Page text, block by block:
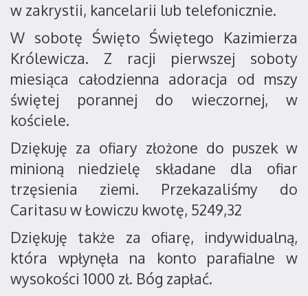
w zakrystii, kancelarii lub telefonicznie.
W sobotę Święto Świętego Kazimierza
Królewicza. Z racji pierwszej soboty
miesiąca całodzienna adoracja od mszy
świętej porannej do wieczornej, w
kościele.
Dziękuję za ofiary złożone do puszek w
minioną niedzielę składane dla ofiar
trzęsienia ziemi. Przekazaliśmy do
Caritasu w Łowiczu kwotę, 5249,32
Dziękuję także za ofiarę, indywidualną,
która wpłynęła na konto parafialne w
wysokości 1000 zł. Bóg zapłać.